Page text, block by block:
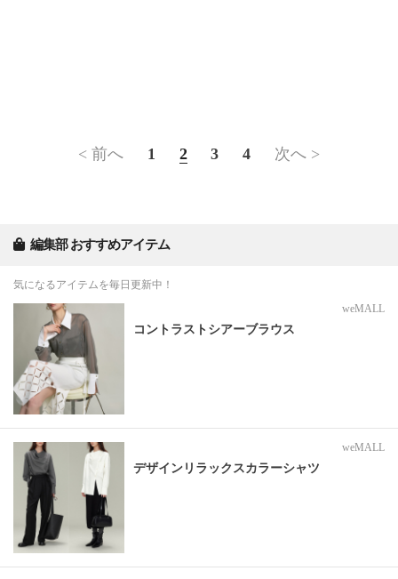
< 前へ 1 2 3 4 次へ >
編集部 おすすめアイテム
気になるアイテムを毎日更新中！
weMALL
コントラストシアーブラウス
weMALL
デザインリラックスカラーシャツ